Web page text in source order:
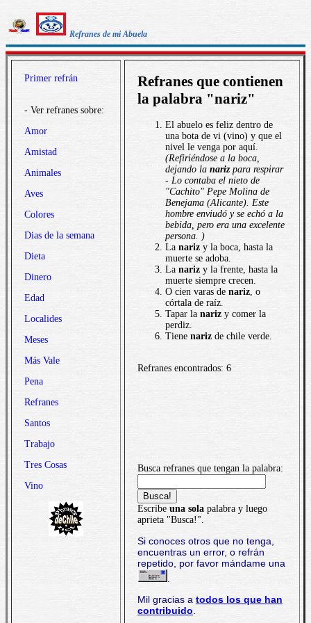
Refranes de mi Abuela
Primer refrán
- Ver refranes sobre:
Amor
Amistad
Animales
Aves
Colores
Dias de la semana
Dieta
Dinero
Edad
Localides
Meses
Más Vale
Pena
Refranes
Santos
Trabajo
Tres Cosas
Vino
Refranes que contienen
la palabra "nariz"
El abuelo es feliz dentro de
una bota de vi (vino) y que el
nivel le venga por aquí.
(Refiriéndose a la boca,
dejando la narizpara respirar
- Lo contaba el nieto de
"Cachito" Pepe Molina de
Benejama (Alicante). Este
hombre enviudó y se echó a la
bebida, pero era una excelente
persona. )
La nariz y la boca, hasta la
muerte se adoba.
La nariz y la frente, hasta la
muerte siempre crecen.
O cien varas de nariz, o
córtala de raíz.
Tapar la nariz y comer la
perdiz.
Tiene nariz de chile verde.
Refranes encontrados: 6
Busca refranes que tengan la palabra:
Escribe una sola palabra y luego
aprieta "Busca!".
Si conoces otros que no tenga,
encuentras un error, o refrán
repetido, por favor mándame una
.
Mil gracias a todos los que han
contribuido.